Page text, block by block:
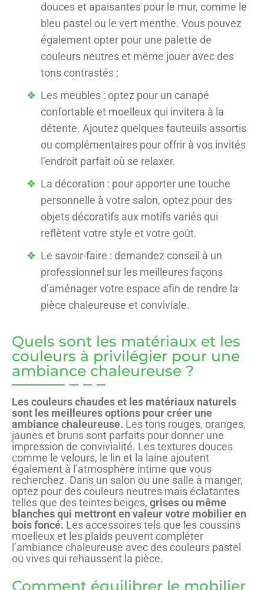
douces et apaisantes pour le mur, comme le
bleu pastel ou le vert menthe. Vous pouvez
également opter pour une palette de
couleurs neutres et même jouer avec des
tons contrastés ;
Les meubles : optez pour un canapé
confortable et moelleux qui invitera à la
détente. Ajoutez quelques fauteuils assortis
ou complémentaires pour offrir à vos invités
l’endroit parfait où se relaxer.
La décoration : pour apporter une touche
personnelle à votre salon, optez pour des
objets décoratifs aux motifs variés qui
reflètent votre style et votre goût.
Le savoir-faire : demandez conseil à un
professionnel sur les meilleures façons
d’aménager votre espace afin de rendre la
pièce chaleureuse et conviviale.
Quels sont les matériaux et les
couleurs à privilégier pour une
ambiance chaleureuse ?
Les couleurs chaudes et les matériaux naturels
sont les meilleures options pour créer une
ambiance chaleureuse. Les tons rouges, oranges,
jaunes et bruns sont parfaits pour donner une
impression de convivialité. Les textures douces
comme le velours, le lin et la laine ajoutent
également à l’atmosphère intime que vous
recherchez. Dans un salon ou une salle à manger,
optez pour des couleurs neutres mais éclatantes
telles que des teintes beiges, grises ou même
blanches qui mettront en valeur votre mobilier en
bois foncé. Les accessoires tels que les coussins
moelleux et les plaids peuvent compléter
l’ambiance chaleureuse avec des couleurs pastel
ou vives qui rehaussent la pièce.
Comment équilibrer le mobilier